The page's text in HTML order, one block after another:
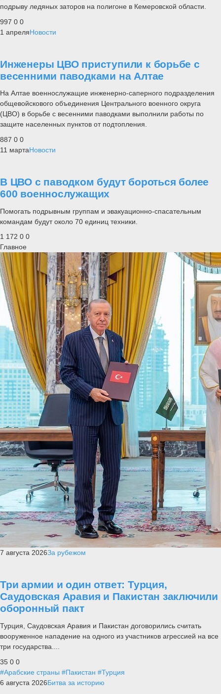
подрыву ледяных заторов на полигоне в Кемеровской области.
997 0 0
1 апреляНовости
Инженеры ЦВО приступили к борьбе с
весенними паводками на Алтае
На Алтае военнослужащие инженерно-саперного подразделения
общевойскового объединения Центрального военного округа
(ЦВО) в борьбе с весенними паводками выполнили работы по
защите населенных пунктов от подтопления.
887 0 0
11 мартаНовости
В ЦВО с паводком будут бороться более
600 военнослужащих
Помогать подрывным группам и эвакуационно-спасательным
командам будут около 70 единиц техники.
1 172 0 0
Главное
7 августа 2026За рубежом
Три армии и один ответ: Турция,
Саудовская Аравия и Пакистан заключили
оборонный пакт
Турция, Саудовская Аравия и Пакистан договорились считать
вооруженное нападение на одного из участников агрессией на все
три государства....
35 0 0
#Арабские страны #Пакистан #Турция
6 августа 2026Битва за историю